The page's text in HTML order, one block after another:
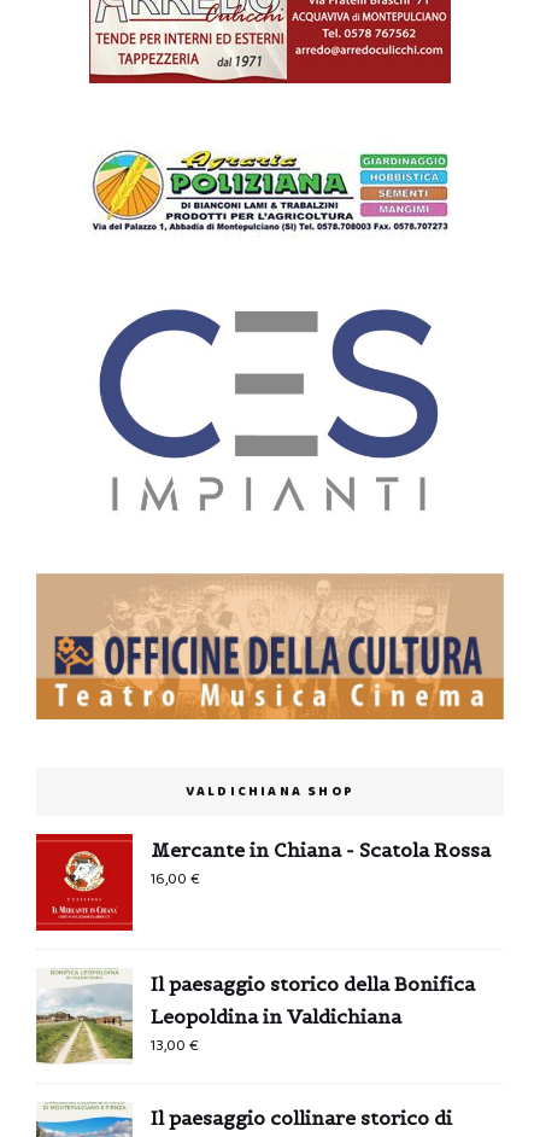
VALDICHIANA SHOP
Mercante in Chiana - Scatola Rossa
16,00€
Il paesaggio storico della Bonifica
Leopoldina in Valdichiana
13,00€
Il paesaggio collinare storico di